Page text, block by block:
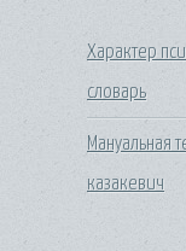
Характер
словарь
Мануальная
казакевич